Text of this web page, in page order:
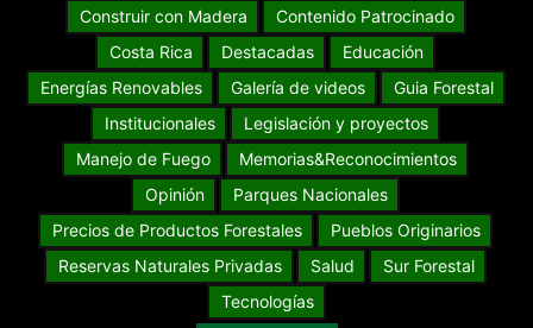
Construir con Madera
Contenido Patrocinado
Costa Rica
Destacadas
Educación
Energías Renovables
Galería de videos
Guia Forestal
Institucionales
Legislación y proyectos
Manejo de Fuego
Memorias&Reconocimientos
Opinión
Parques Nacionales
Precios de Productos Forestales
Pueblos Originarios
Reservas Naturales Privadas
Salud
Sur Forestal
Tecnologías